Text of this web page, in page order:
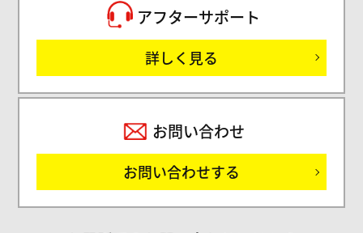
アフターサポート
詳しく見る
お問い合わせ
お問い合わせする